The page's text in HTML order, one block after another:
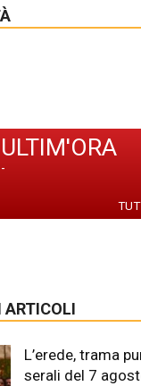
ULTIM'ORA
-
ARTICOLI
L’erede, trama
serali del 7